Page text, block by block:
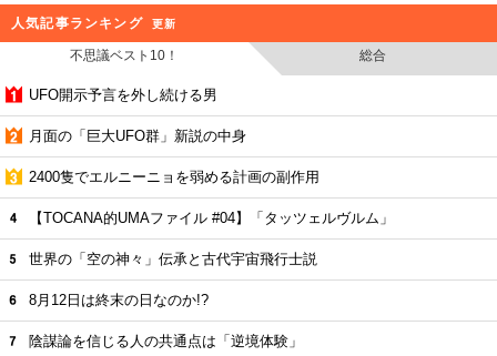
人気記事ランキング 更新
不思議ベスト10！ 総合
UFO開示予言を外し続ける男
月面の「巨大UFO群」新説の中身
2400隻でエルニーニョを弱める計画の副作用
【TOCANA的UMAファイル #04】「タッツェルヴルム」
世界の「空の神々」伝承と古代宇宙飛行士説
8月12日は終末の日なのか!?
陰謀論を信じる人の共通点は「逆境体験」